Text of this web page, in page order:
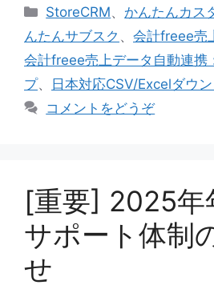
カ
テ
ゴ
リ
ー
StoreCRM、 かんたんカス
んたんサブスク 、 会計freee売
会計freee売上データ自動連携
プ、
日本対応CSV/Excelダウ
コメントをどうぞ
[重要] 2025年
サポート体制
せ